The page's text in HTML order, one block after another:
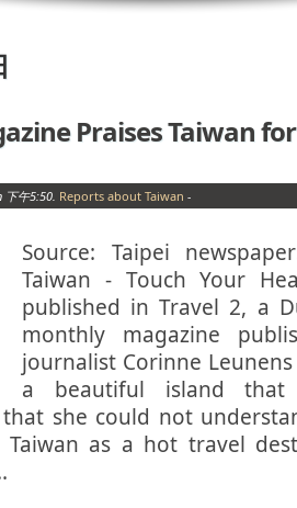
Praises Taiwan
下午5:50. Reports about Taiwan -
Source: Taipei
Taiwan - Touch Your
published in Travel 2, a
monthly magazine
journalist Corinne
a beautiful island that
she could not
as a hot travel